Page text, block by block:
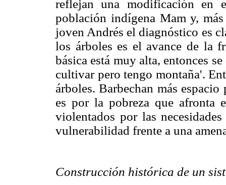
reflejan una modificación en
población indígena Mam y, más
joven Andrés el diagnóstico es
los árboles es el avance de la
básica está muy alta, entonces
cultivar pero tengo montaña'.
árboles. Barbechan más espacio
es por la pobreza que afronta
violentados por las
vulnerabilidad frente a una
Construcción histórica de un